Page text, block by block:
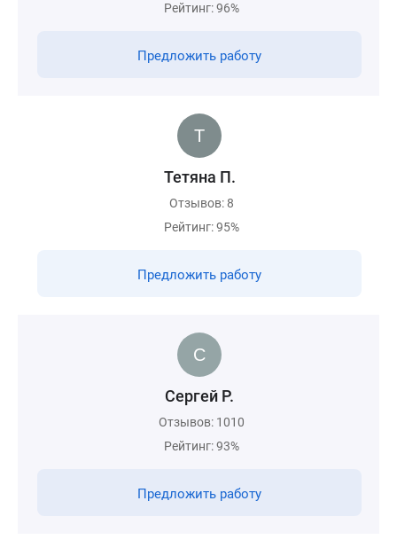
Рейтинг: 96%
Предложить работу
Тетяна П.
Отзывов: 8
Рейтинг: 95%
Предложить работу
Сергей Р.
Отзывов: 1010
Рейтинг: 93%
Предложить работу